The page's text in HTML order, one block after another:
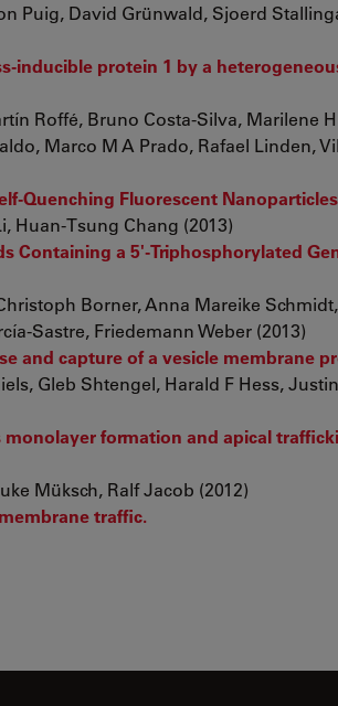
Puig, David Grünwald, Sjoerd
inducible protein 1 by a
Roffé, Bruno Costa-Silva, Marilene
Marco M A Prado, Rafael Linden,
Quenching Fluorescent Nanoparticles
Huan-Tsung Chang (2013)
Containing a 5'-Triphosphorylated
Borner, Anna Mareike
Sastre, Friedemann Weber (2013)
and capture of a vesicle membrane
Gleb Shtengel, Harald F Hess,
formation and apical
Müksch, Ralf Jacob (2012)
traffic.